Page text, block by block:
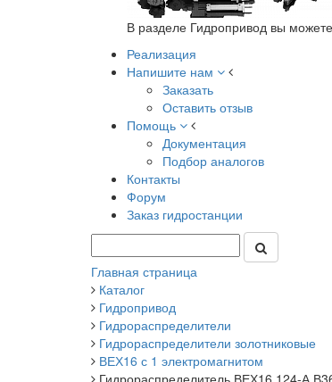
В разделе Гидропривод вы
Реализация
Напишите нам
Заказать
Оставить отзыв
Помощь
Документация
Подбор аналогов
Контакты
Форум
Заказ гидростанции
Главная страница
Каталог
Гидропривод
Гидрораспределители
Гидрораспределители золотниковые
ВЕХ16 с 1 электромагнитом
Гидрораспределитель ВЕХ16.124-А